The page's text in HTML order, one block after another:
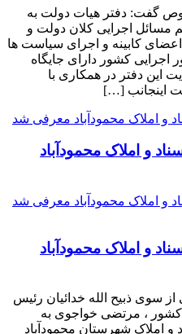
گفت: دفتر هیات دولت به
مسائل اجرایی کلان دولت و
کابینه و اجرای سیاست ها
اجرایی کشور دارای جایگاه
دفتر در همکاری با
اینجانب […]
و املاک محمودآباد
و املاک محمودآباد
سوی ذبیح الله خدائیان رئیس
کشور ، مرتضی خواجوی به
و املاک شهرستان محمودآباد